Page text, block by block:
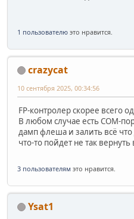
1 пользователю это нравится.
crazycat
10 сентября 2025, 00:34:56
FP-контролер скорее всего
В любом случае есть COM-
дамп флеша и залить всё
что-то пойдет не так вернуть
3 пользователям это нравится.
Ysat1